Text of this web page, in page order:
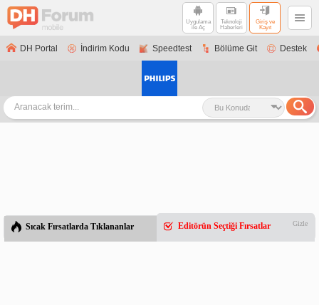
Uygulama
ile Aç
Teknoloji
Haberleri
Giriş ve
Kayıt
DH Portal İndirim Kodu Speedtest Bölüme Git Destek
Sıcak Fırsatlarda Tıklananlar Editörün Seçtiği Fırsatlar Gizle